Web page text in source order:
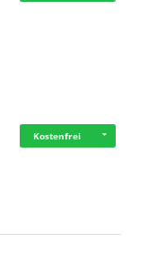
Kostenfrei